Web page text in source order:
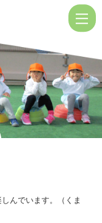
んでいます。（くま